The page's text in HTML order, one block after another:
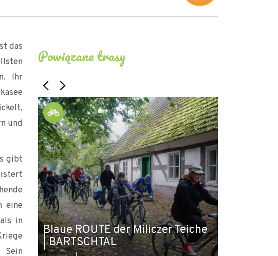
das
Ihr
und
gibt
eine
in
Sein
Powiązane trasy
Blaue ROUTE der Miliczer Teiche
| BARTSCHTAL